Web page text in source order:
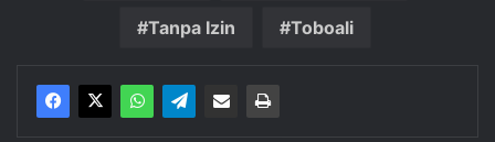
Tanpa Izin Toboali